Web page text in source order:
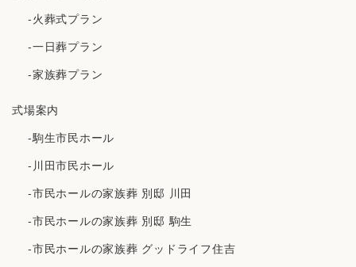
-火葬式プラン
-一日葬プラン
-家族葬プラン
式場案内
-駒生市民ホール
-川田市民ホール
-市民ホールの家族葬 別邸 川田
-市民ホールの家族葬 別邸 駒生
-市民ホールの家族葬 グッドライフ住吉